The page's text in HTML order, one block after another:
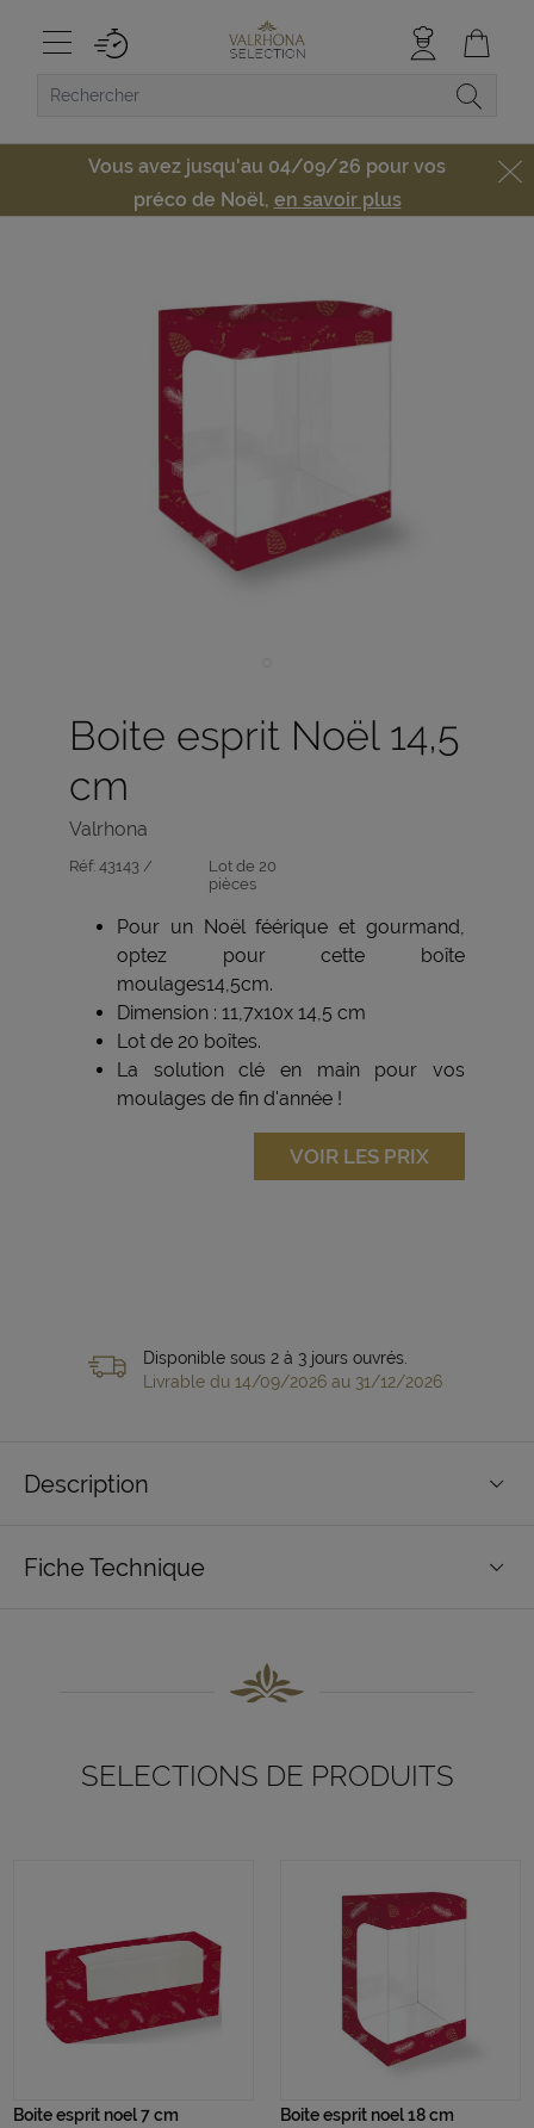
Vous avez jusqu'au 04/09/26 pour vos
préco de Noël, en savoir plus
Boite esprit Noël 14,5
cm
Valrhona
Réf: 43143 /
Lot de 20
pièces
Pour un Noël féérique et gourmand,
optez pour cette boîte
moulages14,5cm.
Dimension : 11,7x10x 14,5 cm
Lot de 20 boîtes.
La solution clé en main pour vos
moulages de fin d'année !
VOIR LES PRIX
Disponible sous 2 à 3 jours ouvrés.
Livrable du 14/09/2026 au 31/12/2026
Description
Fiche Technique
SELECTIONS DE PRODUITS
Boite esprit noel 7 cm Boite esprit noel 18 cm